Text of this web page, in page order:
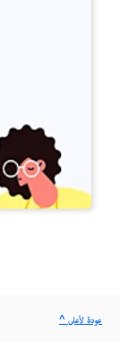
^ عودة لأعلى